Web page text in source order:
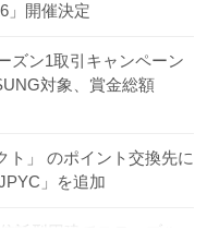
」開催決定
ズン1取引キャンペーン
対象、賞金総額
ト」 のポイント交換先に
」を追加
信託型円建てステーブル